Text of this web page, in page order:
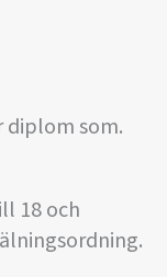
som.
18 och